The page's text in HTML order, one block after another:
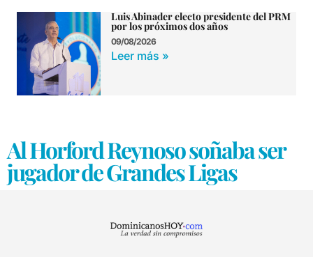
Luis Abinader electo presidente del PRM
por los próximos dos años
09/08/2026
Leer más »
Al Horford Reynoso soñaba ser
jugador de Grandes Ligas